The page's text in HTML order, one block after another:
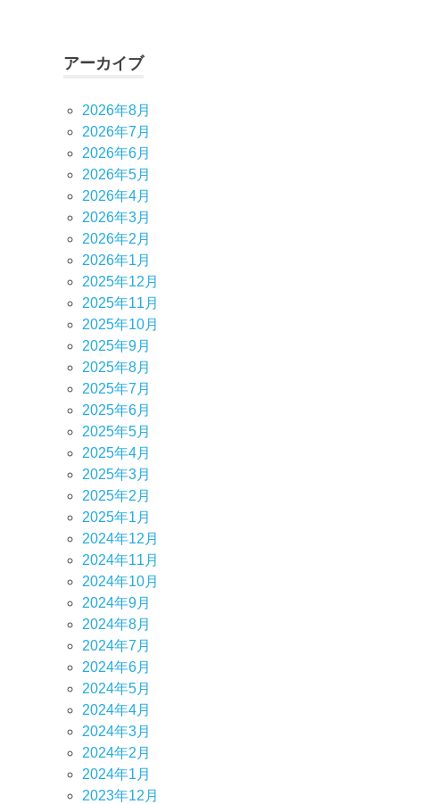
アーカイブ
2026年8月
2026年7月
2026年6月
2026年5月
2026年4月
2026年3月
2026年2月
2026年1月
2025年12月
2025年11月
2025年10月
2025年9月
2025年8月
2025年7月
2025年6月
2025年5月
2025年4月
2025年3月
2025年2月
2025年1月
2024年12月
2024年11月
2024年10月
2024年9月
2024年8月
2024年7月
2024年6月
2024年5月
2024年4月
2024年3月
2024年2月
2024年1月
2023年12月